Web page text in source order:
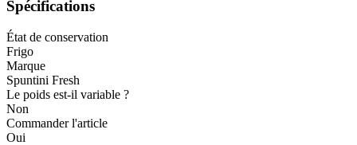
Spécifications
État de conservation
Frigo
Marque
Spuntini Fresh
Le poids est-il variable ?
Non
Commander l'article
Oui